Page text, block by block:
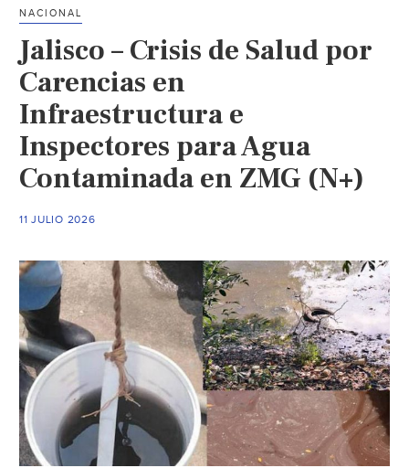
política
crisis
del
agua
integral
(El
Occidental)
NACIONAL
Jalisco – Crisis de Salud por
Carencias en
Infraestructura e
Inspectores para Agua
Contaminada en ZMG (N+)
11 JULIO 2026